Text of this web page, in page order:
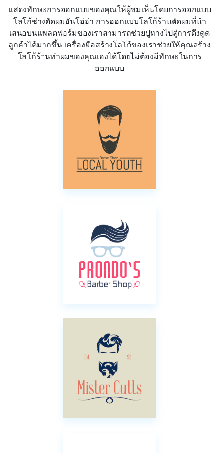
แสดงทักษะการออกแบบของคุณให้ผู้ชมเห็นโดยการออกแบบ
โลโก้ช่างตัดผมอันโอ่อ่า การออกแบบโลโก้ร้านตัดผมที่นำ
เสนอบนแพลตฟอร์มของเราสามารถช่วยปูทางไปสู่การดึงดูด
ลูกค้าได้มากขึ้น เครื่องมือสร้างโลโก้ของเราช่วยให้คุณสร้าง
โลโก้ร้านทำผมของคุณเองได้โดยไม่ต้องมีทักษะในการ
ออกแบบ